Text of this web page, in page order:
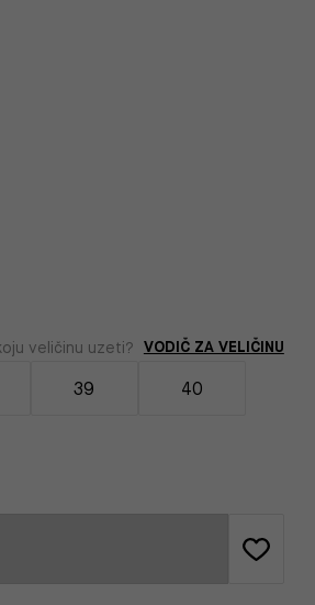
veličinu uzeti? VODIČ ZA VELIČINU
39 40